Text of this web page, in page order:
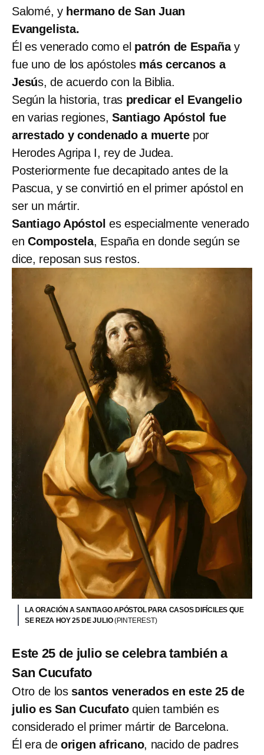
Salomé, yhermano de San Juan
Evangelista.
Él es venerado como el patrón de Españay
fue uno de los apóstoles más cercanos a
Jesús, de acuerdo con la Biblia.
Según la historia, tras predicar el Evangelio
en varias regiones, Santiago Apóstol fue
arrestado y condenado a muertepor
Herodes Agripa I, rey de Judea.
Posteriormente fue decapitado antes de la
Pascua, y se convirtió en el primer apóstol en
ser un mártir.
Santiago Apóstol es especialmente venerado
en Compostela, España en donde según se
dice, reposan sus restos.
LA ORACIÓN A SANTIAGO APÓSTOL PARA CASOS DIFÍCILES QUE
SE REZA HOY 25 DE JULIO(PINTEREST)
Este 25 de julio se celebra también a
San Cucufato
Otro de los santos venerados en este 25 de
julio es San Cucufatoquien también es
considerado el primer mártir de Barcelona.
Él era deorigen africano, nacido de padres